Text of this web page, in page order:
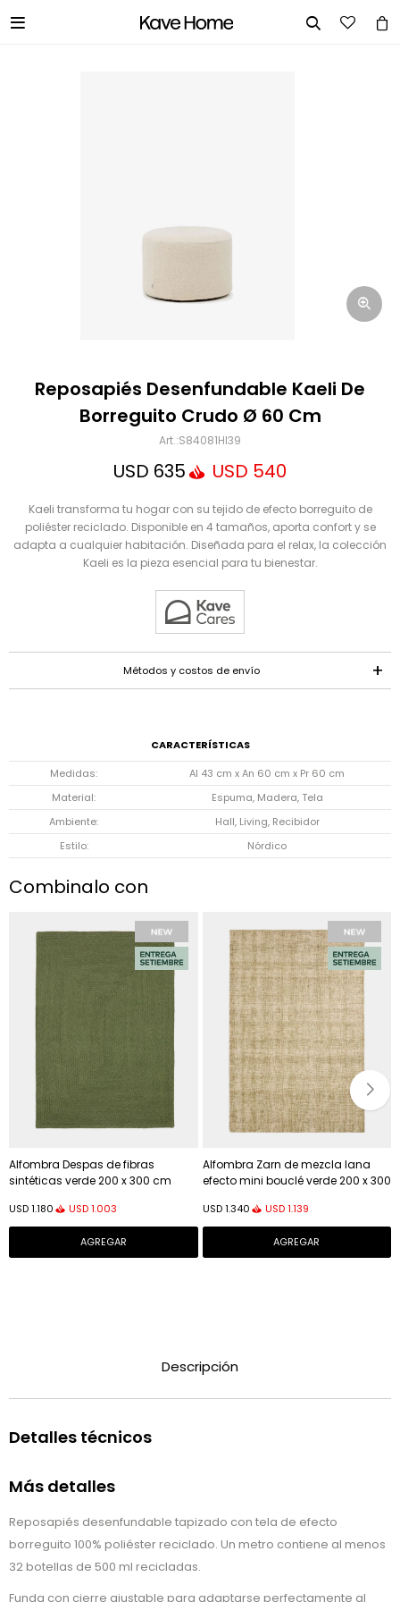
 
Reposapiés Desenfundable Kaeli De
Borreguito Crudo Ø 60 Cm
S84081HI39
USD 635 USD 540
Kaeli transforma tu hogar con su tejido de efecto borreguito de
poliéster reciclado. Disponible en 4 tamaños, aporta confort y se
adapta a cualquier habitación. Diseñada para el relax, la colección
Kaeli es la pieza esencial para tu bienestar.
Métodos y costos de envío
CARACTERÍSTICAS
Medidas
Al 43 cm x An 60 cm x Pr 60 cm
Material
Espuma, Madera, Tela
Ambiente
Hall, Living, Recibidor
Estilo
Nórdico
Combinalo con
Alfombra Despas de fibras
sintéticas verde 200 x 300 cm
USD1.180 USD1.003
Alfombra Zarn de mezcla lana
efecto mini bouclé verde 200 x 300
USD 1.340 USD 1.139
Descripción
Detalles técnicos
Más detalles
Reposapiés desenfundable tapizado con tela de efecto
borreguito 100% poliéster reciclado. Un metro contiene al menos
32 botellas de 500 ml recicladas.
Funda con cierre ajustable para adaptarse perfectamente al
Mensaje